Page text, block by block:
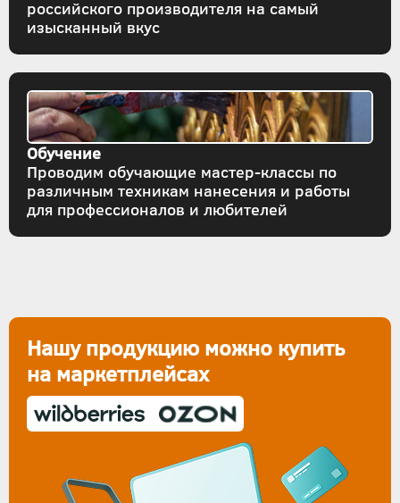
российского производителя на самый
изысканный вкус
Обучение
Проводим обучающие мастер-классы по
различным техникам нанесения и работы
для профессионалов и любителей
Нашу продукцию можно купить
на маркетплейсах